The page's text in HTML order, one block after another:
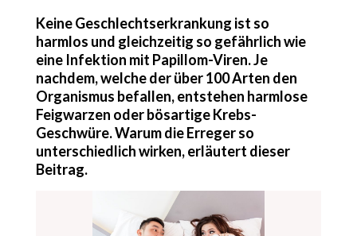
Keine Geschlechtserkrankung ist so
harmlos und gleichzeitig so gefährlich wie
eine Infektion mit Papillom-Viren. Je
nachdem, welche der über 100 Arten den
Organismus befallen, entstehen harmlose
Feigwarzen oder bösartige Krebs-
Geschwüre. Warum die Erreger so
unterschiedlich wirken, erläutert dieser
Beitrag.